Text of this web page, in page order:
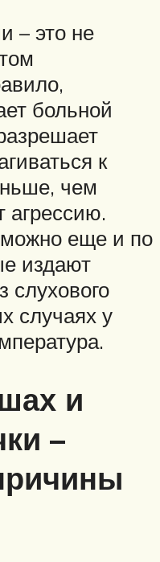
– это не
больной
к
чем
агрессию.
еще и по
издают
слухового
случаях у
и
–